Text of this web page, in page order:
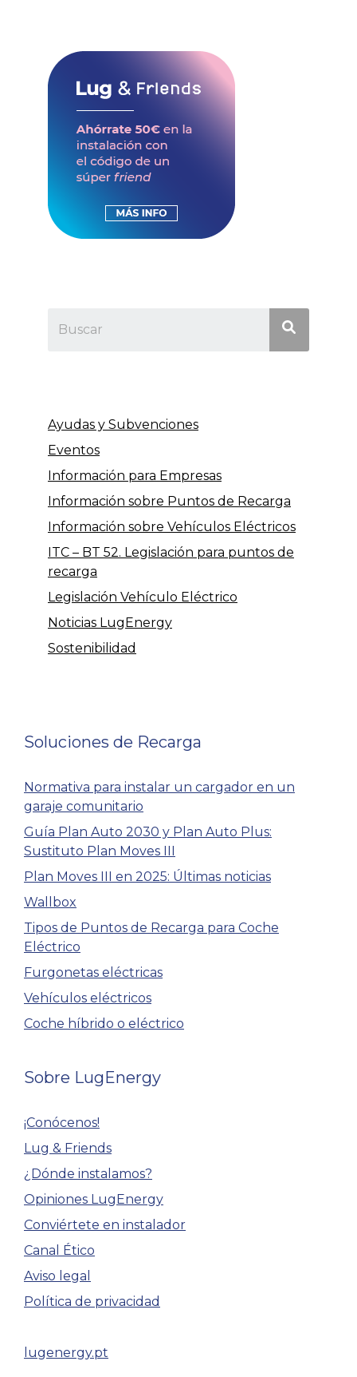
Ayudas y Subvenciones
Eventos
Información para Empresas
Información sobre Puntos de Recarga
Información sobre Vehículos Eléctricos
ITC – BT 52. Legislación para puntos de
recarga
Legislación Vehículo Eléctrico
Noticias LugEnergy
Sostenibilidad
Soluciones de Recarga
Normativa para instalar un cargador en un
garaje comunitario
Guía Plan Auto 2030 y Plan Auto Plus:
Sustituto Plan Moves III
Plan Moves III en 2025: Últimas noticias
Wallbox
Tipos de Puntos de Recarga para Coche
Eléctrico
Furgonetas eléctricas
Vehículos eléctricos
Coche híbrido o eléctrico
Sobre LugEnergy
¡Conócenos!
Lug & Friends
¿Dónde instalamos?
Opiniones LugEnergy
Conviértete en instalador
Canal Ético
Aviso legal
Política de privacidad
lugenergy.pt